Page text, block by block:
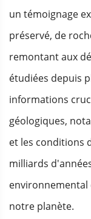
un témoignage
préservé, de
remontant aux
étudiées depuis
informations
géologiques,
et les conditions
milliards
environnemental
notre planète.